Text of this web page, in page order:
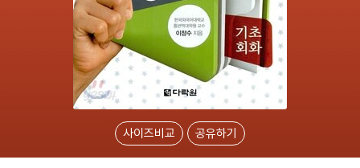
사이즈비교 공유하기